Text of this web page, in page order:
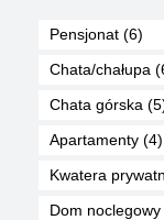
Pensjonat (6)
Chata/chałupa
Chata górska
Apartamenty (4)
Kwatera
Dom noclegowy